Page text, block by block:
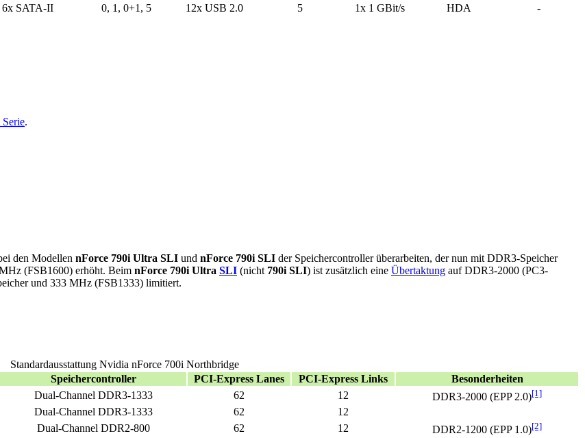
6x SATA-II 0, 1, 0+1, 5 12x USB 2.0 5 1x 1 GBit/s HDA -
.
den Modellen nForce 790i Ultra SLI und nForce 790i SLI der Speichercontroller überarbeiten, der nun mit DDR3-Speicher
(FSB1600) erhöht. Beim nForce 790i Ultra SLI (nicht 790i SLI) ist zusätzlich eine Übertaktung auf DDR3-2000 (PC3-
und 333 MHz (FSB1333) limitiert.
Standardausstattung Nvidia nForce 700i Northbridge
Speichercontroller PCI-Express Lanes PCI-Express Links
Besonderheiten
Dual-Channel DDR3-1333 62 12 DDR3-2000 (EPP 2.0)[1]
Dual-Channel DDR3-1333 62
12
Dual-Channel DDR2-800 62 12 DDR2-1200 (EPP 1.0)[2]